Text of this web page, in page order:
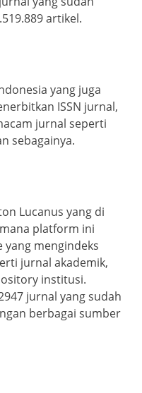
artikel.
yang juga
ISSN jurnal,
jurnal seperti
sebagainya.
Lucanus yang di
platform ini
mengindeks
jurnal akademik,
institusi.
jurnal yang sudah
berbagai sumber